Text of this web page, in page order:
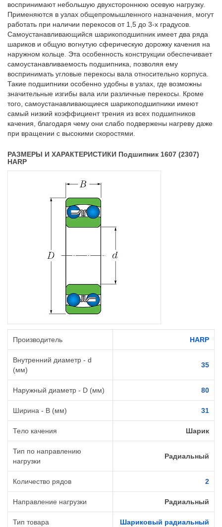
воспринимают небольшую двухстороннюю осевую нагрузку.
Применяются в узлах общепромышленного назначения, могут
работать при наличии перекосов от 1,5 до 3-х градусов.
Самоустанавливающийся шарикоподшипник имеет два ряда
шариков и общую вогнутую сферическую дорожку качения на
наружном кольце. Эта особенность конструкции обеспечивает
самоустанавливаемость подшипника, позволяя ему
воспринимать угловые перекосы вала относительно корпуса.
Такие подшипники особенно удобны в узлах, где возможны
значительные изгибы вала или различные перекосы. Кроме
того, самоустанавливающиеся шарикоподшипники имеют
самый низкий коэффициент трения из всех подшипников
качения, благодаря чему они слабо подвержены нагреву даже
при вращении с высокими скоростями.
РАЗМЕРЫ И ХАРАКТЕРИСТИКИ Подшипник 1607 (2307)
HARP
Производитель HARP
Внутренний диаметр - d
(мм)
35
Наружный диаметр - D (мм) 80
Ширина - B (мм) 31
Тело качения Шарик
Тип по направлению
нагрузки
Радиальный
Количество рядов 2
Направление нагрузки Радиальный
Тип товара Шариковый радиальный